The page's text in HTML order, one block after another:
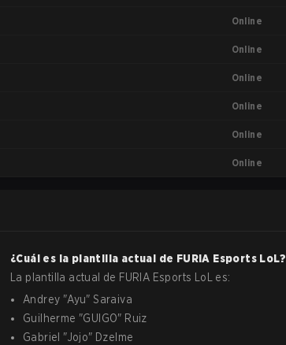
Online
Online
Online
Online
Online
Online
¿Cuál es la plantilla actual de FURIA Esports LoL?
La plantilla actual de FURIA Esports LoL
es:
Andrey "Ayu"Saraiva
Guilherme "GUIGO" Ruiz
Gabriel "Jojo" Dzelme